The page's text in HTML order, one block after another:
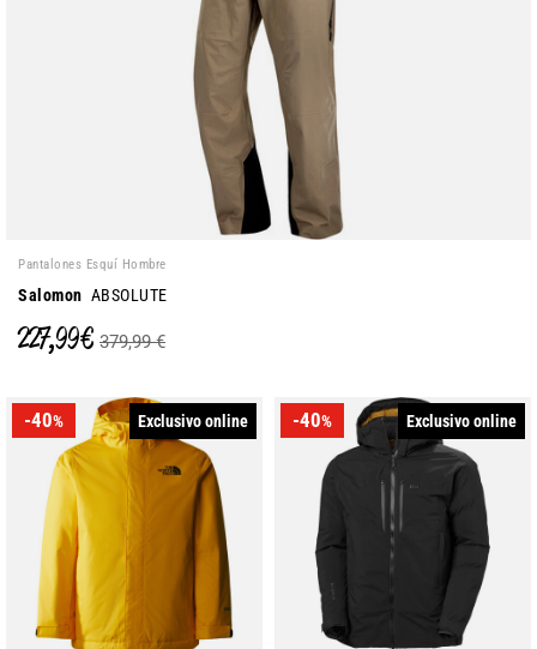
Pantalones Esquí Hombre
Salomon ABSOLUTE
227,99 € 379,99 €
-40% Exclusivo online -40% Exclusivo online